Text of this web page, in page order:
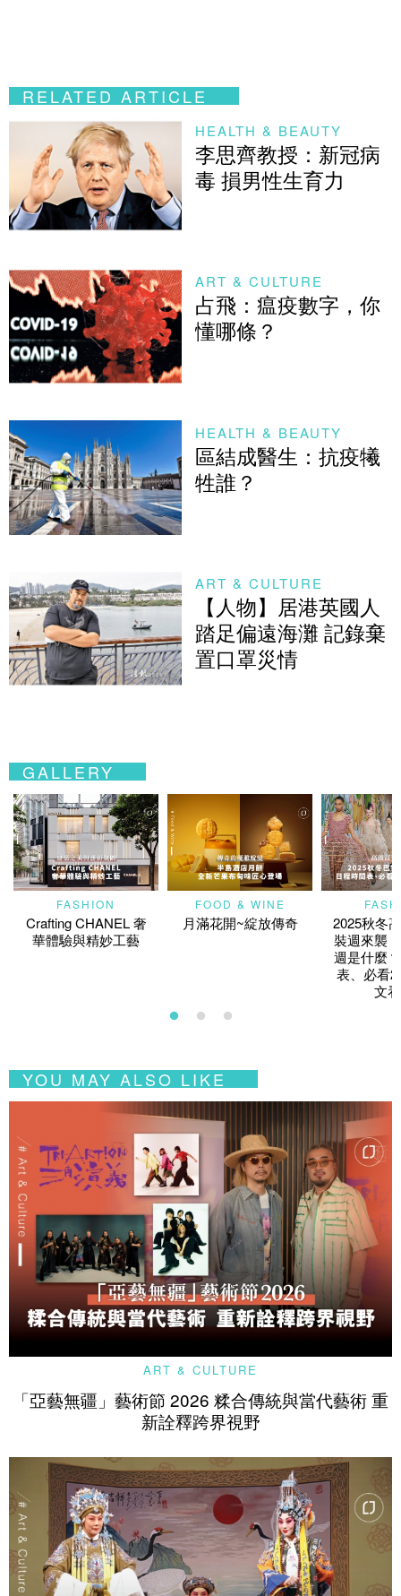
RELATED ARTICLE
HEALTH & BEAUTY
李思齊教授：新冠病
毒 損男性生育力
ART & CULTURE
占飛：瘟疫數字，你
懂哪條？
HEALTH & BEAUTY
區結成醫生：抗疫犧
牲誰？
ART & CULTURE
【人物】居港英國人
踏足偏遠海灘 記錄棄
置口罩災情
GALLERY
FASHION
Crafting CHANEL 奢
華體驗與精妙工藝
FOOD & WINE
月滿花開~綻放傳奇
2025秋冬
裝週來襲
週是什麼
表、必看
文
YOU MAY ALSO LIKE
ART & CULTURE
「亞藝無疆」藝術節 2026 糅合傳統與當代藝術 重
新詮釋跨界視野